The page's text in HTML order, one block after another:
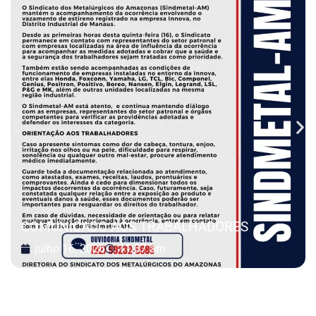
COMUNICADO AOS TRABALHADORES
julho 16, 2026 11:37 am